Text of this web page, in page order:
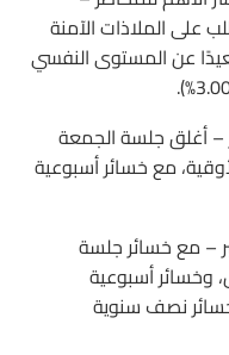
على الملاذات الآمنة
(2.860%) بتراجع (-1.21%) بعيدًا عن المستوى النفسي
– أغلق جلسة الجمعة
عند (16.104) $/للأوقية، مع خسائر أسبوعية
– مع خسائر جلسة
(2.951) $/للرطل، وخسائر أسبوعية
شهرية (-3.50%)، وخسائر نصف سنوية